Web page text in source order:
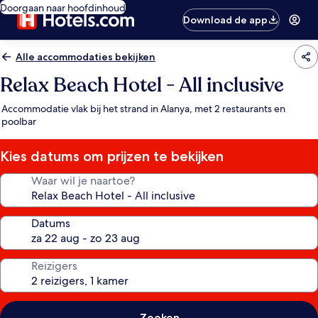
Doorgaan naar hoofdinhoud
Download de app
Alle accommodaties bekijken
Relax Beach Hotel - All inclusive
Accommodatie vlak bij het strand in Alanya, met 2 restaurants en
poolbar
Kies datums om prijzen te bekijken
Waar wil je naartoe?
Datums
Reizigers